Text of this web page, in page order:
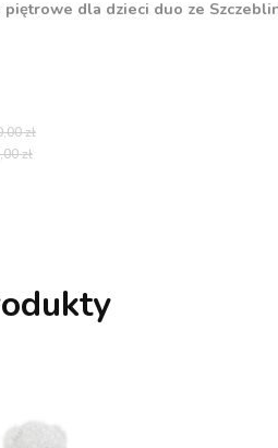
piętrowe dla dzieci duo ze
zł
zł